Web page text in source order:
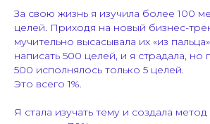
За свою жизнь я изучила более 100
целей. Приходя на новый бизнес-
мучительно высасывала их «из
написать 500 целей, и я страдала, но
500 исполнялось только 5 целей.
Это всего 1%.
Я стала изучать тему и создала